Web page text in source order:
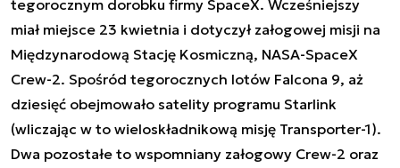
tegorocznym dorobku firmy SpaceX. Wcześniejszy
miał miejsce 23 kwietnia i dotyczył załogowej misji na
Międzynarodową Stację Kosmiczną, NASA-SpaceX
Crew-2. Spośród tegorocznych lotów Falcona 9, aż
dziesięć obejmowało satelity programu Starlink
(wliczając w to wieloskładnikową misję Transporter-1).
Dwa pozostałe to wspomniany załogowy Crew-2 oraz